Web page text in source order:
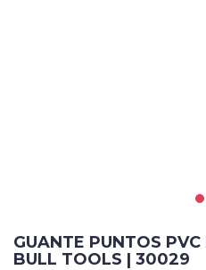
GUANTE PUNTOS
BULL TOOLS | 30029